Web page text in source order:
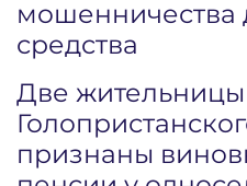
средства
Две жительницы
признаны